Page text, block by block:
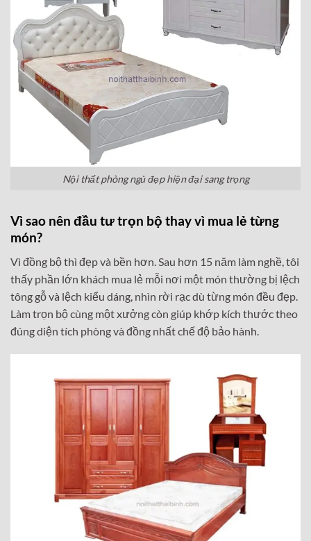
Nội thất phòng ngủ đẹp hiện đại sang trọng
Vì sao nên đầu tư trọn bộ thay vì mua lẻ từng
món?
Vì đồng bộ thì đẹp và bền hơn. Sau hơn 15 năm làm nghề, tôi
thấy phần lớn khách mua lẻ mỗi nơi một món thường bị lệch
tông gỗ và lệch kiểu dáng, nhìn rời rạc dù từng món đều đẹp.
Làm trọn bộ cùng một xưởng còn giúp khớp kích thước theo
đúng diện tích phòng và đồng nhất chế độ bảo hành.